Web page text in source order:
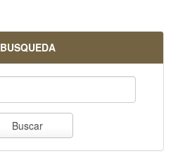
BUSQUEDA
Buscar